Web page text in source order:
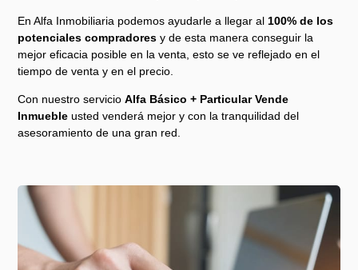
En Alfa Inmobiliaria podemos ayudarle a llegar al 100% de los
potenciales compradores y de esta manera conseguir la
mejor eficacia posible en la venta, esto se ve reflejado en el
tiempo de venta y en el precio.
Con nuestro servicioAlfa Básico + Particular Vende
Inmueble usted venderá mejor y con la tranquilidad del
asesoramiento de una gran red.